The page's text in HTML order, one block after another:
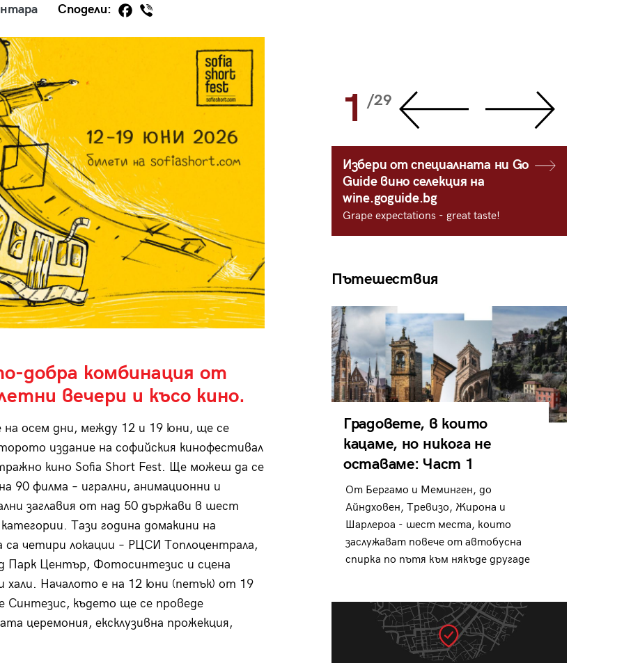
Сподели:
добра комбинация от
вечери и късо кино.
на осем дни, между 12 и 19 юни, ще се
издание на софийския кинофестивал
кино Sofia Short Fest. Ще можеш да се
90 филма – игрални, анимационни и
заглавия от над 50 държави в шест
категории. Тази година домакини на
са четири локации – РЦСИ Топлоцентрала,
Парк Център, Фотосинтезис и сцена
хали. Началото е на 12 юни (петък) от 19
Синтезис, където ще се проведе
церемония, ексклузивна прожекция,
1 /29
Избери от специалната ни Go
Guide вино селекция на
wine.goguide.bg
Grape expectations - great taste!
Пътешествия
Градовете, в които
кацаме, но никога не
оставаме: Част 1
От Бергамо и Меминген, до
Айндховен, Тревизо, Жирона и
Шарлероа - шест места, които
заслужават повече от автобусна
спирка по пътя към някъде другаде